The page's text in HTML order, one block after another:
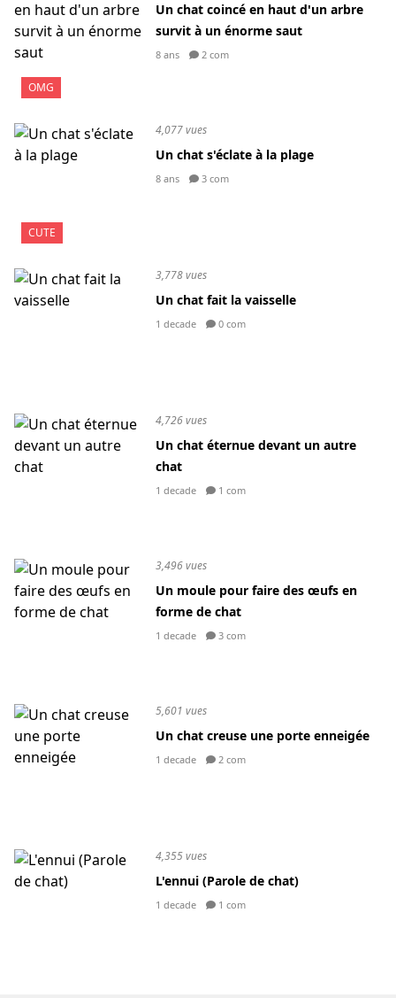
OMG
Un chat coincé en haut d'un arbre
survit à un énorme saut
8 ans 2 com
CUTE
4,077 vues
Un chat s'éclate à la plage
8 ans 3 com
3,778 vues
Un chat fait la vaisselle
1 decade 0 com
4,726 vues
Un chat éternue devant un autre
chat
1 decade 1 com
3,496 vues
Un moule pour faire des œufs en
forme de chat
1 decade 3 com
5,601 vues
Un chat creuse une porte enneigée
1 decade 2 com
4,355 vues
L'ennui (Parole de chat)
1 decade 1 com